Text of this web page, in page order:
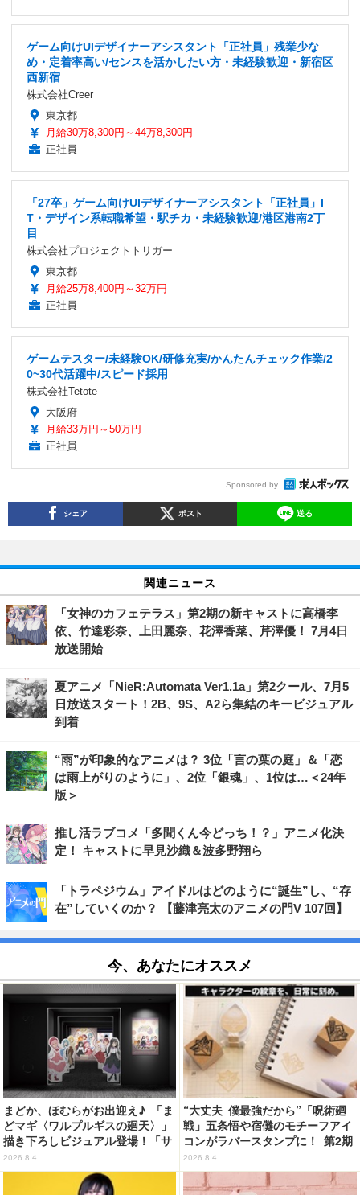
ゲーム向けUIデザイナーアシスタント「正社員」残業少な
め・定着率高い/センスを活かしたい方・未経験歓迎・新宿区
西新宿
株式会社Creer
東京都
月給30万8,300円～44万8,300円
正社員
「27卒」ゲーム向けUIデザイナーアシスタント「正社員」I
T・デザイン系転職希望・駅チカ・未経験歓迎/港区港南2丁
目
株式会社プロジェクトトリガー
東京都
月給25万8,400円～32万円
正社員
ゲームテスター/未経験OK/研修充実/かんたんチェック作業/2
0~30代活躍中/スピード採用
株式会社Tetote
大阪府
月給33万円～50万円
正社員
Sponsored by
シェア ポスト 送る
関連ニュース
「女神のカフェテラス」第2期の新キャストに高橋李
依、竹達彩奈、上田麗奈、花澤香菜、芹澤優！ 7月4日
放送開始
夏アニメ「NieR:Automata Ver1.1a」第2クール、7月5
日放送スタート！2B、9S、A2ら集結のキービジュアル
到着
“雨”が印象的なアニメは？ 3位「言の葉の庭」＆「恋
は雨上がりのように」、2位「銀魂」、1位は…＜24年
版＞
推し活ラブコメ「多聞くん今どっち！？」アニメ化決
定！ キャストに早見沙織＆波多野翔ら
「トラペジウム」アイドルはどのように“誕生”し、“存
在”していくのか？ 【藤津亮太のアニメの門V 107回】
今、あなたにオススメ
まどか、ほむらがお出迎え♪ 「ま
どマギ〈ワルプルギスの廻天〉」
描き下ろしビジュアル登場！「サ
ンシャインシティプリンスホテ
ル」コラボ開催
2026.8.4
“大丈夫 僕最強だから”「呪術廻
戦」五条悟や宿儺のモチーフアイ
コンがラバースタンプに！ 第2期
「渋谷事変」グッズ登場
2026.8.4